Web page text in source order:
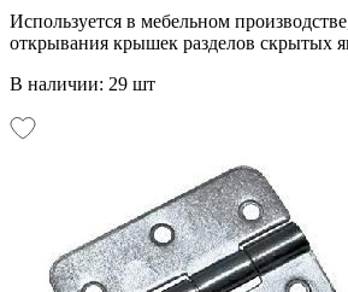
Используется в мебельном
открывания крышек разделов скрытых
В наличии: 29 шт